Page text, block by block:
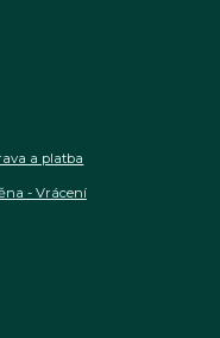
a platba
- Vrácení